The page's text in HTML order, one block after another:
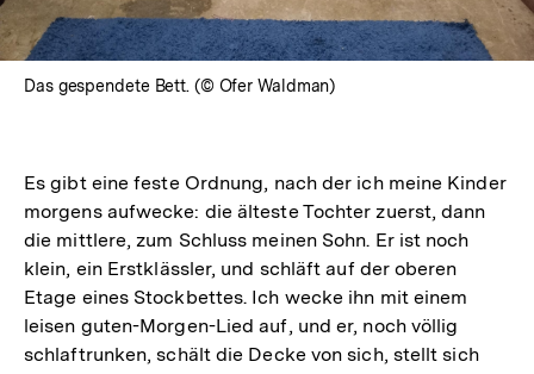
Das gespendete Bett. (© Ofer Waldman)
Es gibt eine feste Ordnung, nach der ich meine Kinder
morgens aufwecke: die älteste Tochter zuerst, dann
die mittlere, zum Schluss meinen Sohn. Er ist noch
klein, ein Erstklässler, und schläft auf der oberen
Etage eines Stockbettes. Ich wecke ihn mit einem
leisen guten-Morgen-Lied auf, und er, noch völlig
schlaftrunken, schält die Decke von sich, stellt sich